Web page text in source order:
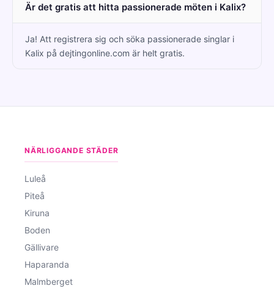
Är det gratis att hitta passionerade möten i Kalix?
Ja! Att registrera sig och söka passionerade singlar i
Kalix på dejtingonline.com är helt gratis.
NÄRLIGGANDE STÄDER
Luleå
Piteå
Kiruna
Boden
Gällivare
Haparanda
Malmberget